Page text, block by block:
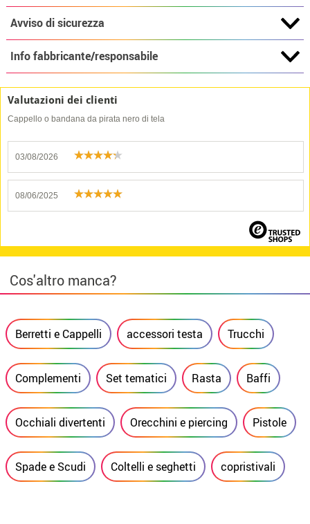
Avviso di sicurezza
Info fabbricante/responsabile
Valutazioni dei clienti
Cappello o bandana da pirata nero di tela
03/08/2026
08/06/2025
Cos'altro manca?
Berretti e Cappelli accessori testa Trucchi
Complementi Set tematici Rasta Baffi
Occhiali divertenti Orecchini e piercing Pistole
Spade e Scudi Coltelli e seghetti copristivali